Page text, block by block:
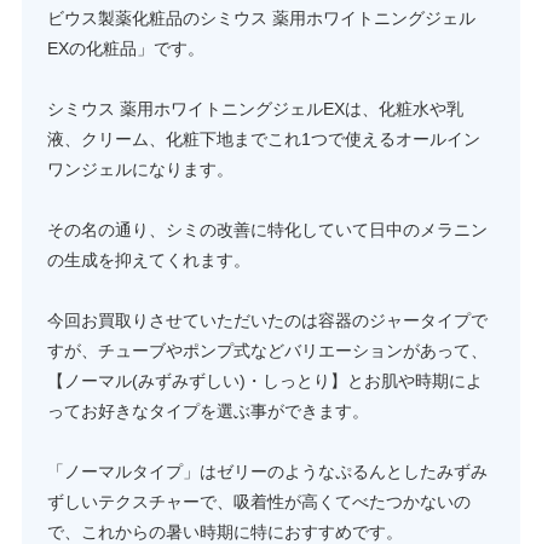
ビウス製薬化粧品のシミウス 薬用ホワイトニングジェル
EXの化粧品」です。
シミウス 薬用ホワイトニングジェルEXは、化粧水や乳
液、クリーム、化粧下地までこれ1つで使えるオールイン
ワンジェルになります。
その名の通り、シミの改善に特化していて日中のメラニン
の生成を抑えてくれます。
今回お買取りさせていただいたのは容器のジャータイプで
すが、チューブやポンプ式などバリエーションがあって、
【ノーマル(みずみずしい)・しっとり】とお肌や時期によ
ってお好きなタイプを選ぶ事ができます。
「ノーマルタイプ」はゼリーのようなぷるんとしたみずみ
ずしいテクスチャーで、吸着性が高くてべたつかないの
で、これからの暑い時期に特におすすめです。